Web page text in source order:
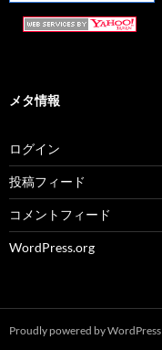
メタ情報
ログイン
投稿フィード
コメントフィード
WordPress.org
Proudly powered by WordPress